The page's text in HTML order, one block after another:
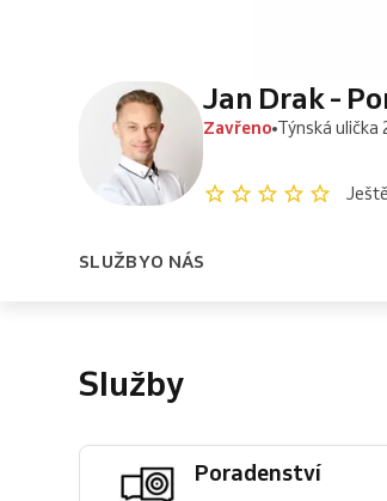
Jan Drak -
Zavřeno Týnská ulička
SLUŽBYO NÁS
Služby
Poradenství